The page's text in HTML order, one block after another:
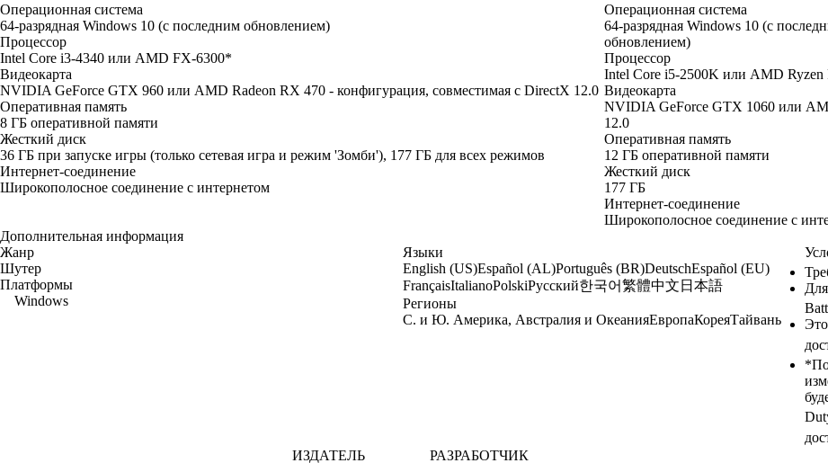
Операционная система
64-разрядная Windows 10 (с последним обновлением)
Процессор
Intel Core i3-4340 или AMD FX-6300*
Видеокарта
NVIDIA GeForce GTX 960 или AMD Radeon RX 470 - конфигурация, совместимая с DirectX 12.0
Оперативная память
8 ГБ оперативной памяти
Жесткий диск
36 ГБ при запуске игры (только сетевая игра и режим 'Зомби'), 177 ГБ для всех режимов
Интернет-соединение
Широкополосное соединение с интернетом
Операционная система
64-разрядная Windows 10 (с
обновлением)
Процессор
Intel Core i5-2500K или AMD Ryzen
Видеокарта
NVIDIA GeForce GTX 1060 или
12.0
Оперативная память
12 ГБ оперативной памяти
Жесткий диск
177 ГБ
Интернет-соединение
Широкополосное соединение с
Дополнительная информация
Жанр
Шутер
Платформы
Windows
Языки
English (US)Español (AL)Português (BR)DeutschEspañol (EU)
FrançaisItalianoPolskiРусский한국어繁體中文 日本語
Регионы
С. и Ю. Америка, Австралия и ОкеанияЕвропаКореяТайвань
ИЗДАТЕЛЬ
РАЗРАБОТЧИК